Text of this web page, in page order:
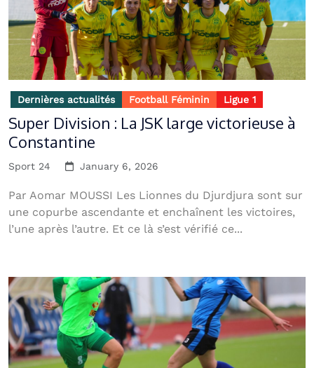
Dernières actualités Football Féminin Ligue 1
Super Division : La JSK large victorieuse à
Constantine
Sport 24 January 6, 2026
Par Aomar MOUSSI Les Lionnes du Djurdjura sont sur
une copurbe ascendante et enchaînent les victoires,
l’une après l’autre. Et ce là s’est vérifié ce...